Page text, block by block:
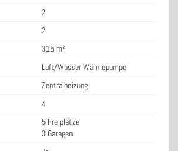
2
2
315 m²
Luft/Wasser Wärmepumpe
Zentralheizung
4
5 Freiplätze
3 Garagen